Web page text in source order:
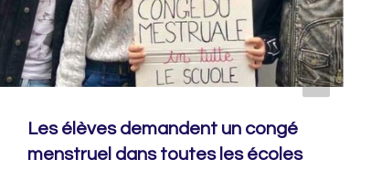
Les élèves demandent un congé
menstruel dans toutes les écoles